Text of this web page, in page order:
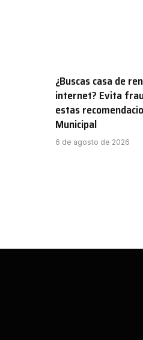
¿Buscas casa de
internet? Evita
estas
Municipal
6 de agosto de 2026